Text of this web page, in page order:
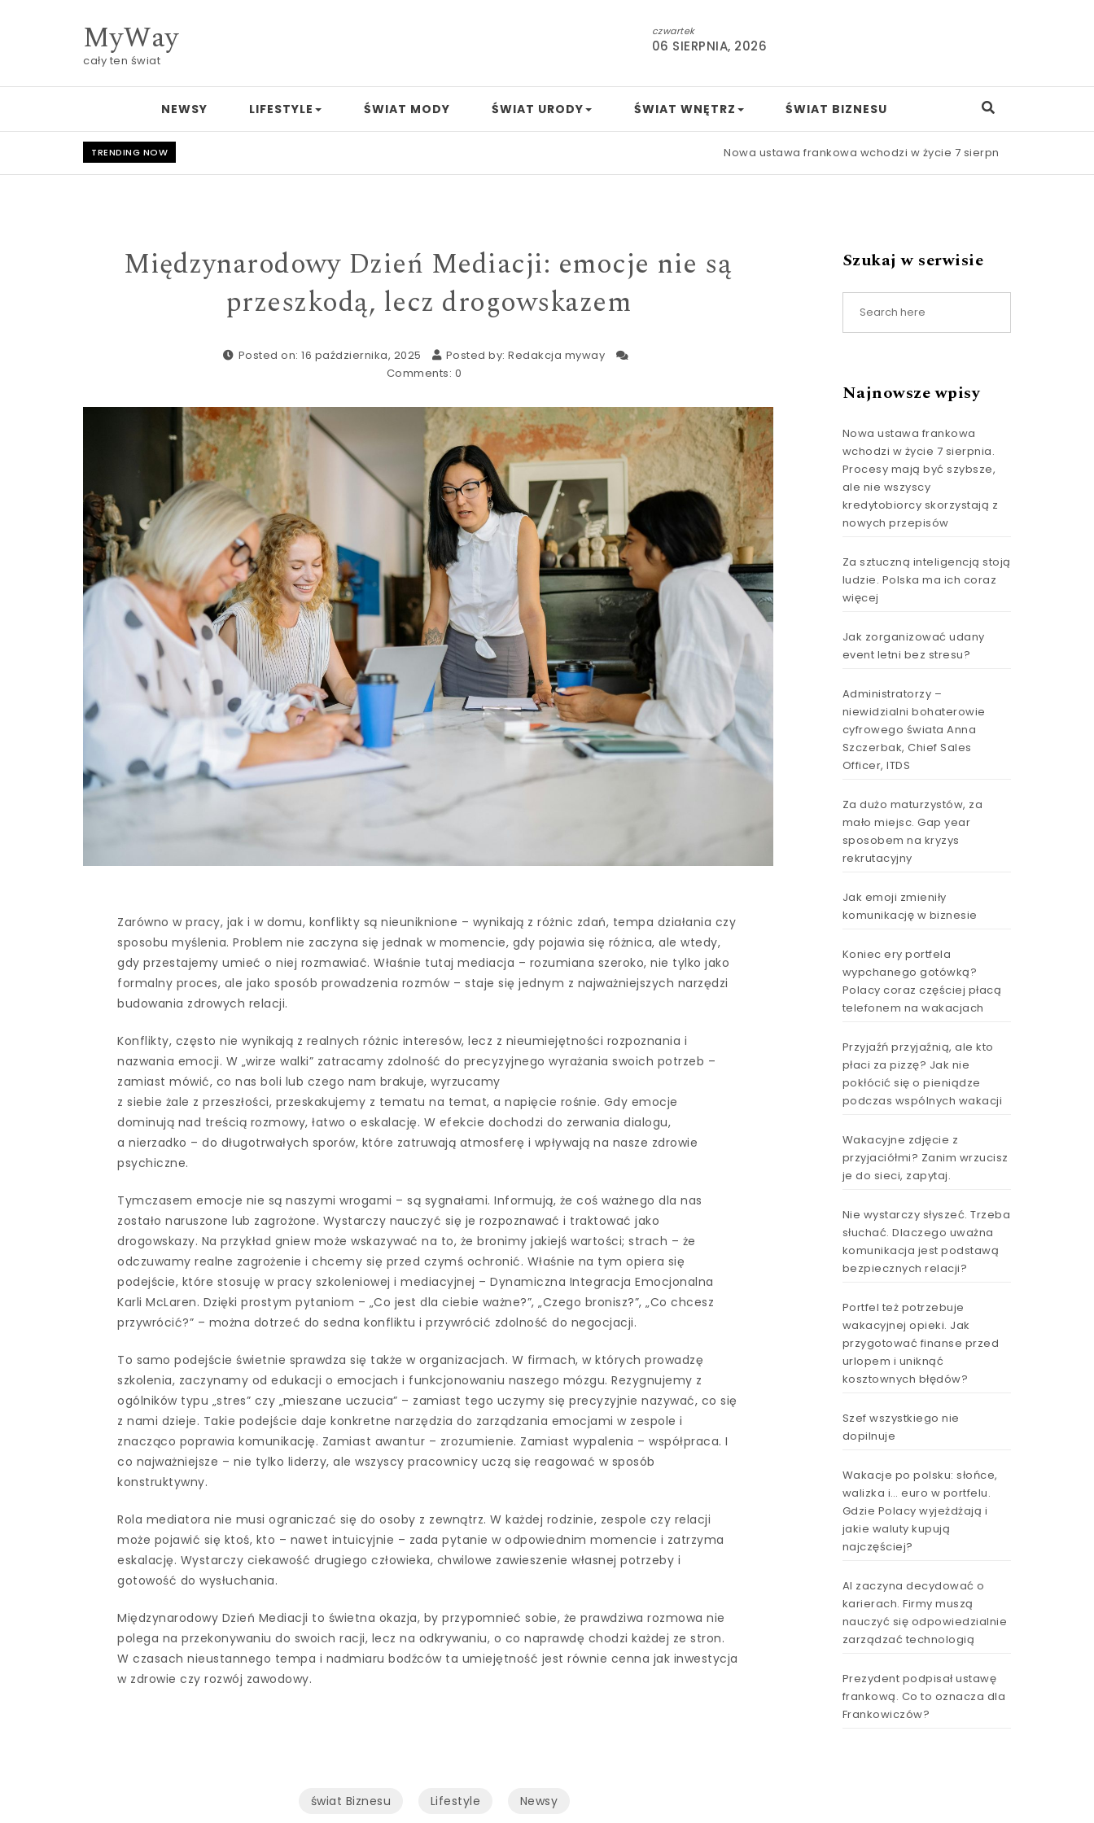
MyWay
cały ten świat
czwartek
06 SIERPNIA, 2026
NEWSY LIFESTYLE ŚWIAT MODY ŚWIAT URODY ŚWIAT WNĘTRZ ŚWIAT BIZNESU
TRENDING NOW Nowa ustawa frankowa wchodzi w życie 7 sierpnia. Procesy mają być
Międzynarodowy Dzień Mediacji: emocje nie są
przeszkodą, lecz drogowskazem
Posted on: 16 października, 2025 Posted by:Redakcja myway
Comments: 0
Zarówno w pracy, jak i w domu, konflikty są nieuniknione – wynikają z różnic zdań, tempa działania czy
sposobu myślenia. Problem nie zaczyna się jednak w momencie, gdy pojawia się różnica, ale wtedy,
gdy przestajemy umieć o niej rozmawiać. Właśnie tutaj mediacja – rozumiana szeroko, nie tylko jako
formalny proces, ale jako sposób prowadzenia rozmów – staje się jednym z najważniejszych narzędzi
budowania zdrowych relacji.
Konflikty, często nie wynikają z realnych różnic interesów, lecz z nieumiejętności rozpoznania i
nazwania emocji. W „wirze walki” zatracamy zdolność do precyzyjnego wyrażania swoich potrzeb –
zamiast mówić, co nas boli lub czego nam brakuje, wyrzucamy
z siebie żale z przeszłości, przeskakujemy z tematu na temat, a napięcie rośnie. Gdy emocje
dominują nad treścią rozmowy, łatwo o eskalację. W efekcie dochodzi do zerwania dialogu,
a nierzadko – do długotrwałych sporów, które zatruwają atmosferę i wpływają na nasze zdrowie
psychiczne.
Tymczasem emocje nie są naszymi wrogami – są sygnałami. Informują, że coś ważnego dla nas
zostało naruszone lub zagrożone. Wystarczy nauczyć się je rozpoznawać i traktować jako
drogowskazy. Na przykład gniew może wskazywać na to, że bronimy jakiejś wartości; strach – że
odczuwamy realne zagrożenie i chcemy się przed czymś ochronić. Właśnie na tym opiera się
podejście, które stosuję w pracy szkoleniowej i mediacyjnej – Dynamiczna Integracja Emocjonalna
Karli McLaren. Dzięki prostym pytaniom – „Co jest dla ciebie ważne?”, „Czego bronisz?”, „Co chcesz
przywrócić?” – można dotrzeć do sedna konfliktu i przywrócić zdolność do negocjacji.
To samo podejście świetnie sprawdza się także w organizacjach. W firmach, w których prowadzę
szkolenia, zaczynamy od edukacji o emocjach i funkcjonowaniu naszego mózgu. Rezygnujemy z
ogólników typu „stres” czy „mieszane uczucia” – zamiast tego uczymy się precyzyjnie nazywać, co się
z nami dzieje. Takie podejście daje konkretne narzędzia do zarządzania emocjami w zespole i
znacząco poprawia komunikację. Zamiast awantur – zrozumienie. Zamiast wypalenia – współpraca. I
co najważniejsze – nie tylko liderzy, ale wszyscy pracownicy uczą się reagować w sposób
konstruktywny.
Rola mediatora nie musi ograniczać się do osoby z zewnątrz. W każdej rodzinie, zespole czy relacji
może pojawić się ktoś, kto – nawet intuicyjnie – zada pytanie w odpowiednim momencie i zatrzyma
eskalację. Wystarczy ciekawość drugiego człowieka, chwilowe zawieszenie własnej potrzeby i
gotowość do wysłuchania.
Międzynarodowy Dzień Mediacji to świetna okazja, by przypomnieć sobie, że prawdziwa rozmowa nie
polega na przekonywaniu do swoich racji, lecz na odkrywaniu, o co naprawdę chodzi każdej ze stron.
W czasach nieustannego tempa i nadmiaru bodźców ta umiejętność jest równie cenna jak inwestycja
w zdrowie czy rozwój zawodowy.
świat Biznesu Lifestyle Newsy
Szukaj w serwisie
Najnowsze wpisy
Nowa ustawa frankowa
wchodzi w życie 7 sierpnia.
Procesy mają być szybsze,
ale nie wszyscy
kredytobiorcy skorzystają z
nowych przepisów
Za sztuczną inteligencją stoją
ludzie. Polska ma ich coraz
więcej
Jak zorganizować udany
event letni bez stresu?
Administratorzy –
niewidzialni bohaterowie
cyfrowego świata Anna
Szczerbak, Chief Sales
Officer, ITDS
Za dużo maturzystów, za
mało miejsc. Gap year
sposobem na kryzys
rekrutacyjny
Jak emoji zmieniły
komunikację w biznesie
Koniec ery portfela
wypchanego gotówką?
Polacy coraz częściej płacą
telefonem na wakacjach
Przyjaźń przyjaźnią, ale kto
płaci za pizzę? Jak nie
pokłócić się o pieniądze
podczas wspólnych wakacji
Wakacyjne zdjęcie z
przyjaciółmi? Zanim wrzucisz
je do sieci, zapytaj.
Nie wystarczy słyszeć. Trzeba
słuchać. Dlaczego uważna
komunikacja jest podstawą
bezpiecznych relacji?
Portfel też potrzebuje
wakacyjnej opieki. Jak
przygotować finanse przed
urlopem i uniknąć
kosztownych błędów?
Szef wszystkiego nie
dopilnuje
Wakacje po polsku: słońce,
walizka i… euro w portfelu.
Gdzie Polacy wyjeżdżają i
jakie waluty kupują
najczęściej?
AI zaczyna decydować o
karierach. Firmy muszą
nauczyć się odpowiedzialnie
zarządzać technologią
Prezydent podpisał ustawę
frankową. Co to oznacza dla
Frankowiczów?